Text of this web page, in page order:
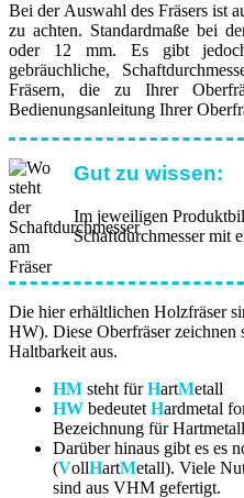
Bei der Auswahl des Fräsers ist
zu achten. Standardmaße bei
oder 12 mm. Es gibt
gebräuchliche,
Fräsern, die zu Ihrer
Bedienungsanleitung Ihrer
Gut zu wissen:
Im jeweiligen
Schaftdurchmesser mit
Die hier erhältlichen Holzfräser
HW). Diese Oberfräser zeichnen
Haltbarkeit aus.
HM steht fürHartMetall
HW bedeutet Hardmetal
Bezeichnung für Hartmetall
Darüber hinaus gibt es es
(VollHartMetall). Viele
sind aus VHM gefertigt.